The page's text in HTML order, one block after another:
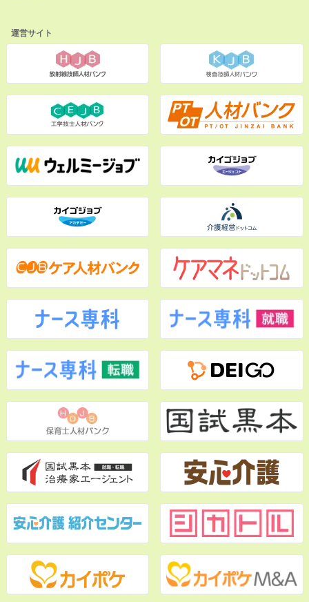
運営サイト